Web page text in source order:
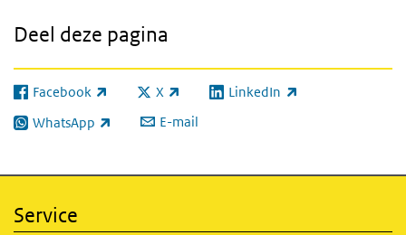
Deel deze pagina
Facebook
(externe link) X
(externe link) LinkedIn
(externe link)
WhatsApp
(externe link) E-mail
Service